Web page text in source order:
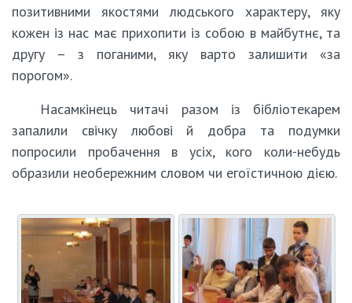
позитивними якостями людського характеру, яку
кожен із нас має прихопити із собою в майбутнє, та
другу – з поганими, яку варто залишити «за
порогом».
Насамкінець читачі разом із бібліотекарем
запалили свічку любові й добра та подумки
попросили пробачення в усіх, кого коли-небудь
образили необережним словом чи егоїстичною дією.